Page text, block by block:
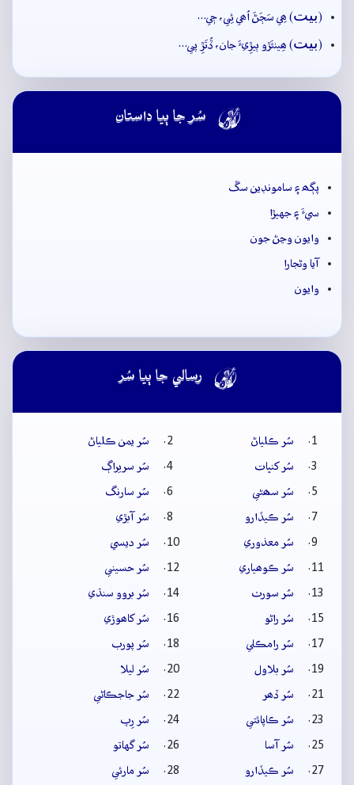
(بيت) ھِي سَڄَڻَ اُھي ئِي، جٖي…
(بيت) ھِينئَڙو ٻيڙِيءَ جان، ڏُتَڙِ پي…
 سُر جا ٻيا داستان
پڳھ ۽ سامونڊين سڱ
سيءَ ۽ جهيڙا
وايون وڃڻ جون
آيا وڻجارا
وايون
 رسالي جا ٻيا سُر
سُر ڪلياڻ
سُر يمن ڪلياڻ
سُر کنڀات
سُر سريراڳ
سُر سھڻي
سُر سارنگ
سُر ڪيڏارو
سُر آبڙي
سُر معذوري
سُر ديسي
سُر ڪوھياري
سُر حسيني
سُر سورٺ
سُر بروو سنڌي
سُر راڻو
سُر کاھوڙي
سُر رامڪلي
سُر پورب
سُر بلاول
سُر ليلا
سُر ڏھر
سُر جاجڪاڻي
سُر ڪاپائتي
سُر رِپ
سُر آسا
سُر گهاتو
سُر ڪيڏارو
سُر مارئي